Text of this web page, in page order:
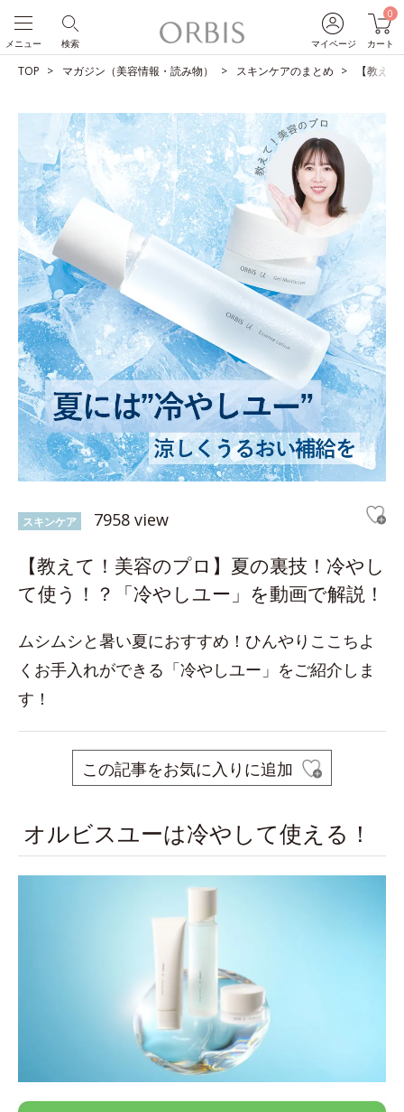
マイページ
0
カート
検索
メニュー
TOP マガジン（美容情報・読み物） スキンケアのまとめ 【教え
スキンケア 7958 view
【教えて！美容のプロ】夏の裏技！冷やし
て使う！？「冷やしユー」を動画で解説！
ムシムシと暑い夏におすすめ！ひんやりここちよ
くお手入れができる「冷やしユー」をご紹介しま
す！
この記事をお気に入りに追加
オルビスユーは冷やして使える！